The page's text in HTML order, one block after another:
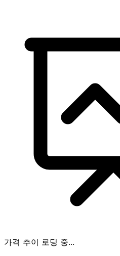
가격 추이 로딩 중...